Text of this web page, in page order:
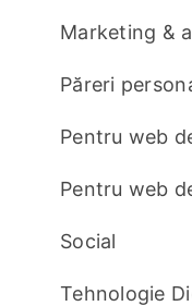
Marketing &
Păreri
Pentru web
Pentru web
Social
Tehnologie